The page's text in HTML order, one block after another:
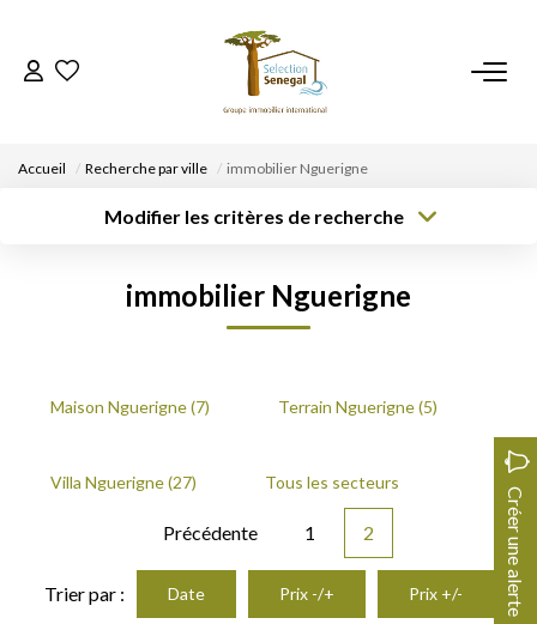
ACCUEIL
DÉPOSEZ VOTRE RECHERCHE
NOUS REJOINDRE
CONTACT
EN
Accueil Recherche par ville immobilier Nguerigne
Modifier les critères de recherche
Budget max
immobilier Nguerigne
Maison Nguerigne (7) Terrain Nguerigne (5)
Villa Nguerigne (27) Tous les secteurs
Créer une alerte
Précédente 1 2
Trier par : Date Prix -/+ Prix +/-